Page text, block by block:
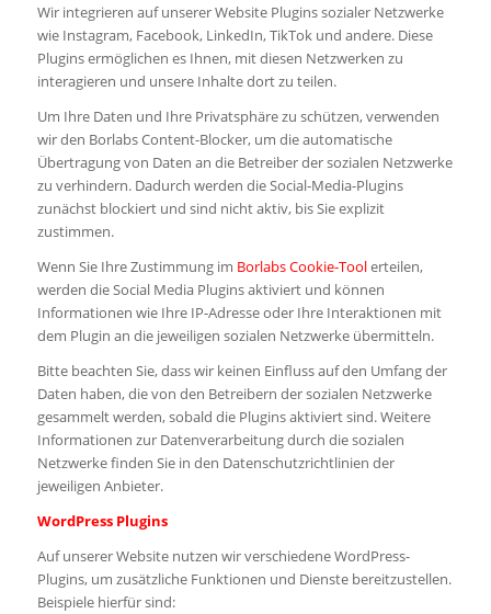
Wir integrieren auf unserer Website Plugins sozialer Netzwerke
wie Instagram, Facebook, LinkedIn, TikTok und andere. Diese
Plugins ermöglichen es Ihnen, mit diesen Netzwerken zu
interagieren und unsere Inhalte dort zu teilen.
Um Ihre Daten und Ihre Privatsphäre zu schützen, verwenden
wir den Borlabs Content-Blocker, um die automatische
Übertragung von Daten an die Betreiber der sozialen Netzwerke
zu verhindern. Dadurch werden die Social-Media-Plugins
zunächst blockiert und sind nicht aktiv, bis Sie explizit
zustimmen.
Wenn Sie Ihre Zustimmung im Borlabs Cookie-Toolerteilen,
werden die Social Media Plugins aktiviert und können
Informationen wie Ihre IP-Adresse oder Ihre Interaktionen mit
dem Plugin an die jeweiligen sozialen Netzwerke übermitteln.
Bitte beachten Sie, dass wir keinen Einfluss auf den Umfang der
Daten haben, die von den Betreibern der sozialen Netzwerke
gesammelt werden, sobald die Plugins aktiviert sind. Weitere
Informationen zur Datenverarbeitung durch die sozialen
Netzwerke finden Sie in den Datenschutzrichtlinien der
jeweiligen Anbieter.
WordPress Plugins
Auf unserer Website nutzen wir verschiedene WordPress-
Plugins, um zusätzliche Funktionen und Dienste bereitzustellen.
Beispiele hierfür sind: